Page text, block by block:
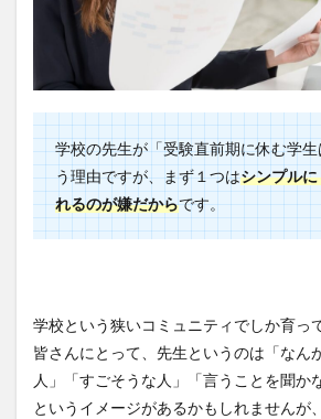
学校の先生が「受験直前期に休む学
う理由ですが、まず１つはシンプル
れるのが嫌だからです。
学校という狭いコミュニティでしか育っ
皆さんにとって、先生というのは「なん
人」「すごそうな人」「言うことを聞か
というイメージがあるかもしれませんが